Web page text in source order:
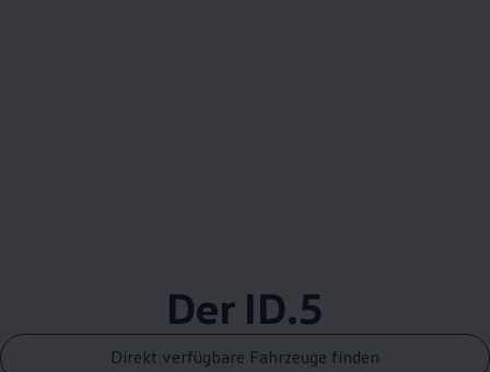
Der ID.5
Direkt verfügbare Fahrzeuge finden